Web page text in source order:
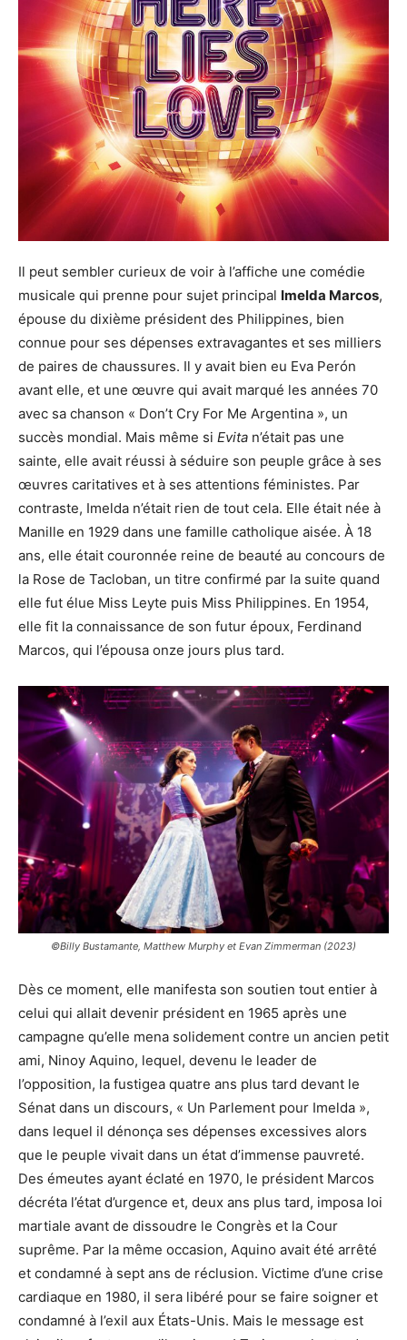
Il peut sembler curieux de voir à l’affiche une comédie
musicale qui prenne pour sujet principal Imelda Marcos,
épouse du dixième président des Philippines, bien
connue pour ses dépenses extravagantes et ses milliers
de paires de chaussures. Il y avait bien eu Eva Perón
avant elle, et une œuvre qui avait marqué les années 70
avec sa chanson « Don’t Cry For Me Argentina », un
succès mondial. Mais même si Evita n’était pas une
sainte, elle avait réussi à séduire son peuple grâce à ses
œuvres caritatives et à ses attentions féministes. Par
contraste, Imelda n’était rien de tout cela. Elle était née à
Manille en 1929 dans une famille catholique aisée. À 18
ans, elle était couronnée reine de beauté au concours de
la Rose de Tacloban, un titre confirmé par la suite quand
elle fut élue Miss Leyte puis Miss Philippines. En 1954,
elle fit la connaissance de son futur époux, Ferdinand
Marcos, qui l’épousa onze jours plus tard.
©Billy Bustamante, Matthew Murphy et Evan Zimmerman (2023)
Dès ce moment, elle manifesta son soutien tout entier à
celui qui allait devenir président en 1965 après une
campagne qu’elle mena solidement contre un ancien petit
ami, Ninoy Aquino, lequel, devenu le leader de
l’opposition, la fustigea quatre ans plus tard devant le
Sénat dans un discours, « Un Parlement pour Imelda »,
dans lequel il dénonça ses dépenses excessives alors
que le peuple vivait dans un état d’immense pauvreté.
Des émeutes ayant éclaté en 1970, le président Marcos
décréta l’état d’urgence et, deux ans plus tard, imposa loi
martiale avant de dissoudre le Congrès et la Cour
suprême. Par la même occasion, Aquino avait été arrêté
et condamné à sept ans de réclusion. Victime d’une crise
cardiaque en 1980, il sera libéré pour se faire soigner et
condamné à l’exil aux États-Unis. Mais le message est